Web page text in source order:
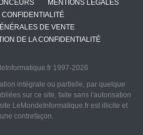
MENTIONS LÉGALES
DE VENTE
DE LA CONFIDENTIALITÉ
1997-2026
intégrale ou partielle, par quelque
sur ce site, faite sans l'autorisation
LeMondeInformatique.fr est illicite et
contrefaçon.